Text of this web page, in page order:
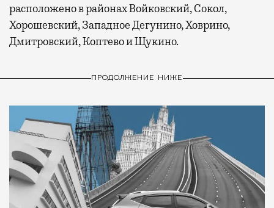
расположено в районах Войковский, Сокол,
Хорошевский, Западное Дегунино, Ховрино,
Дмитровский, Коптево и Щукино.
ПРОДОЛЖЕНИЕ НИЖЕ